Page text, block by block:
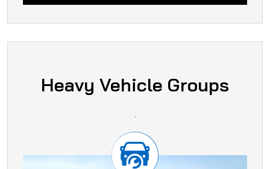
SAYFAYA GIT
Heavy Vehicle Groups
.